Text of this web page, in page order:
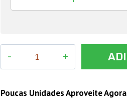
5
Poucas Unidades Aproveite Agora